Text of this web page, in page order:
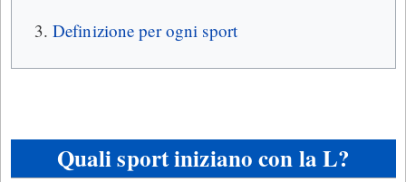
Definizione per ogni sport
Quali sport iniziano con la L?